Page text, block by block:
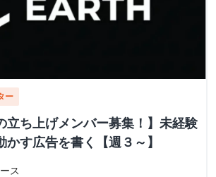
ー
立ち上げメンバー募集！】未経験
かす広告を書く【週３～】
ス